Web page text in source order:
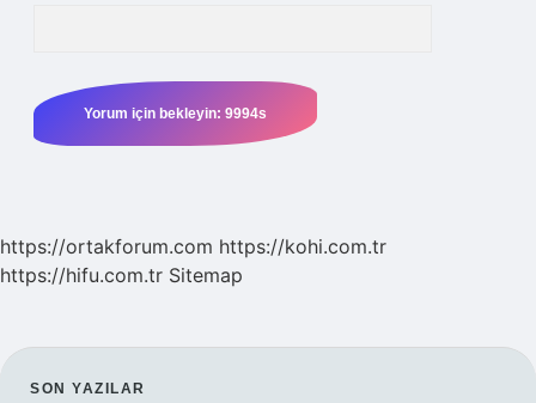
https://ortakforum.com https://kohi.com.tr
https://hifu.com.tr Sitemap
SON YAZILAR